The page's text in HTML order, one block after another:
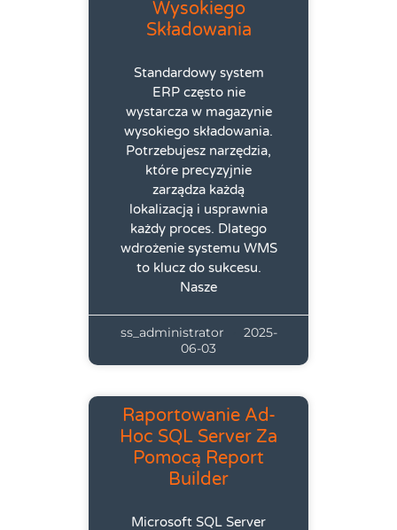
Wysokiego
Składowania
Standardowy system
ERP często nie
wystarcza w magazynie
wysokiego składowania.
Potrzebujesz narzędzia,
które precyzyjnie
zarządza każdą
lokalizacją i usprawnia
każdy proces. Dlatego
wdrożenie systemu WMS
to klucz do sukcesu.
Nasze
ss_administrator
2025-
06-03
Raportowanie Ad-
Hoc SQL Server Za
Pomocą Report
Builder
Microsoft SQL Server